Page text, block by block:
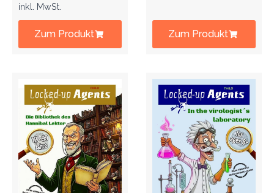
inkl. MwSt.
Zum Produkt Zum Produkt